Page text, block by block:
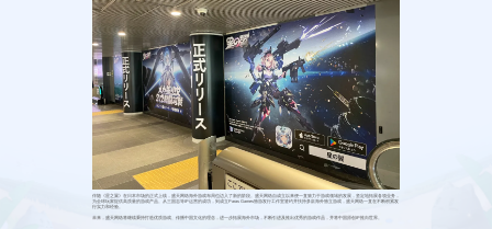
伴随《星之翼》在日本市场的正式上线，盛天网络海外游戏布局也迈入了新的阶段。盛天网络自成立以来便一直致力于游戏领域的发展，坚定地拓展各项业务，
为全球玩家提供高质量的游戏产品。从三国志等IP运营的成功，到成立Paras Games独游发行工作室签约并扶持多款海外独立游戏，盛天网络一直在不断积累发
行实力和经验。
未来，盛天网络将继续秉持打造优质游戏、传播中国文化的理念，进一步拓展海外市场，不断引进及推出优秀的游戏作品，并将中国原创IP推向世界。